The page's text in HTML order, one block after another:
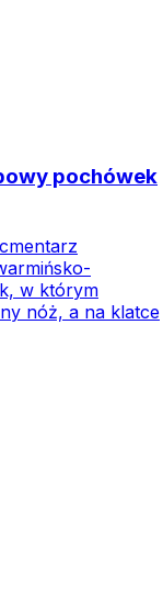
pochówek
w którym
nóż, a na klatce